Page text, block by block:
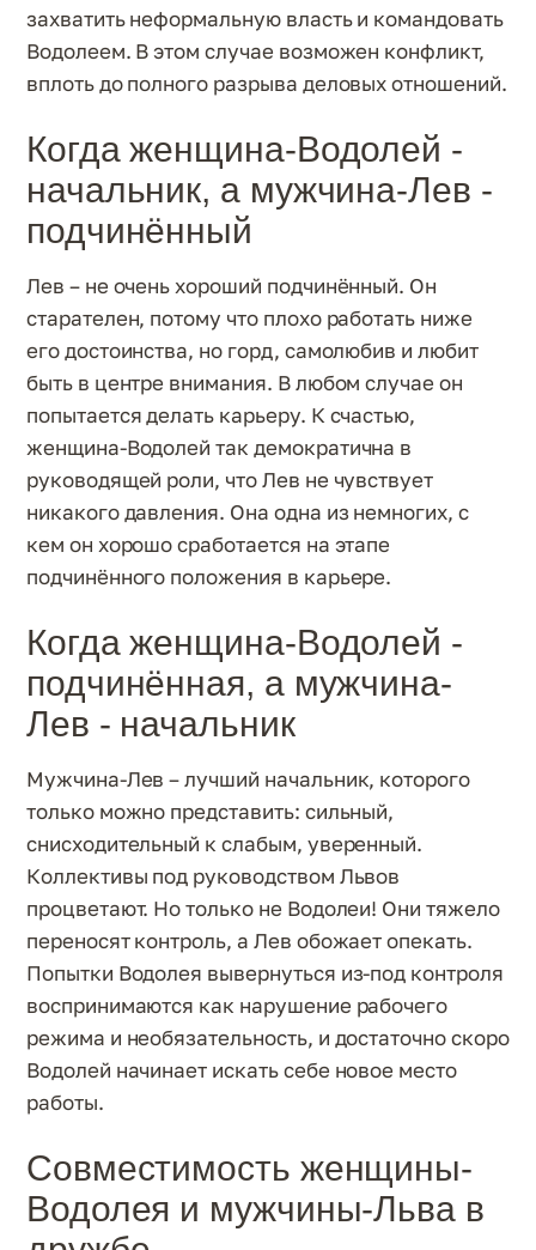
захватить неформальную власть и командовать
Водолеем. В этом случае возможен конфликт,
вплоть до полного разрыва деловых отношений.
Когда женщина-Водолей -
начальник, а мужчина-Лев -
подчинённый
Лев – не очень хороший подчинённый. Он
старателен, потому что плохо работать ниже
его достоинства, но горд, самолюбив и любит
быть в центре внимания. В любом случае он
попытается делать карьеру. К счастью,
женщина-Водолей так демократична в
руководящей роли, что Лев не чувствует
никакого давления. Она одна из немногих, с
кем он хорошо сработается на этапе
подчинённого положения в карьере.
Когда женщина-Водолей -
подчинённая, а мужчина-
Лев - начальник
Мужчина-Лев – лучший начальник, которого
только можно представить: сильный,
снисходительный к слабым, уверенный.
Коллективы под руководством Львов
процветают. Но только не Водолеи! Они тяжело
переносят контроль, а Лев обожает опекать.
Попытки Водолея вывернуться из-под контроля
воспринимаются как нарушение рабочего
режима и необязательность, и достаточно скоро
Водолей начинает искать себе новое место
работы.
Совместимость женщины-
Водолея и мужчины-Льва в